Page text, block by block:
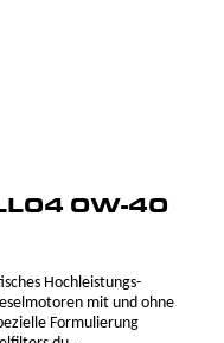
0W-40
Hochleistungs-
mit und ohne
Formulierung